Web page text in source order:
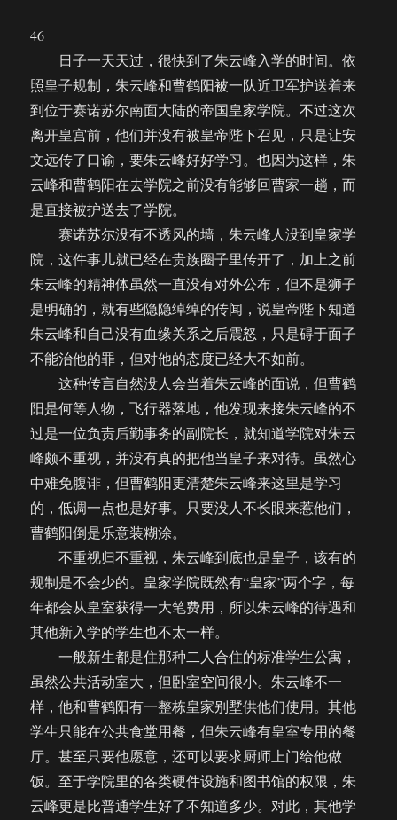
46
日子一天天过，很快到了朱云峰入学的时间。依
照皇子规制，朱云峰和曹鹤阳被一队近卫军护送着来
到位于赛诺苏尔南面大陆的帝国皇家学院。不过这次
离开皇宫前，他们并没有被皇帝陛下召见，只是让安
文远传了口谕，要朱云峰好好学习。也因为这样，朱
云峰和曹鹤阳在去学院之前没有能够回曹家一趟，而
是直接被护送去了学院。
赛诺苏尔没有不透风的墙，朱云峰人没到皇家学
院，这件事儿就已经在贵族圈子里传开了，加上之前
朱云峰的精神体虽然一直没有对外公布，但不是狮子
是明确的，就有些隐隐绰绰的传闻，说皇帝陛下知道
朱云峰和自己没有血缘关系之后震怒，只是碍于面子
不能治他的罪，但对他的态度已经大不如前。
这种传言自然没人会当着朱云峰的面说，但曹鹤
阳是何等人物，飞行器落地，他发现来接朱云峰的不
过是一位负责后勤事务的副院长，就知道学院对朱云
峰颇不重视，并没有真的把他当皇子来对待。虽然心
中难免腹诽，但曹鹤阳更清楚朱云峰来这里是学习
的，低调一点也是好事。只要没人不长眼来惹他们，
曹鹤阳倒是乐意装糊涂。
不重视归不重视，朱云峰到底也是皇子，该有的
规制是不会少的。皇家学院既然有“皇家”两个字，每
年都会从皇室获得一大笔费用，所以朱云峰的待遇和
其他新入学的学生也不太一样。
一般新生都是住那种二人合住的标准学生公寓，
虽然公共活动室大，但卧室空间很小。朱云峰不一
样，他和曹鹤阳有一整栋皇家别墅供他们使用。其他
学生只能在公共食堂用餐，但朱云峰有皇室专用的餐
厅。甚至只要他愿意，还可以要求厨师上门给他做
饭。至于学院里的各类硬件设施和图书馆的权限，朱
云峰更是比普通学生好了不知道多少。对此，其他学